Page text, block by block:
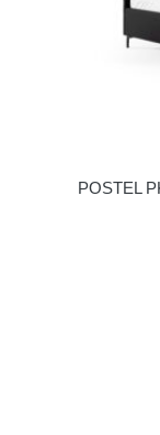
POSTEL